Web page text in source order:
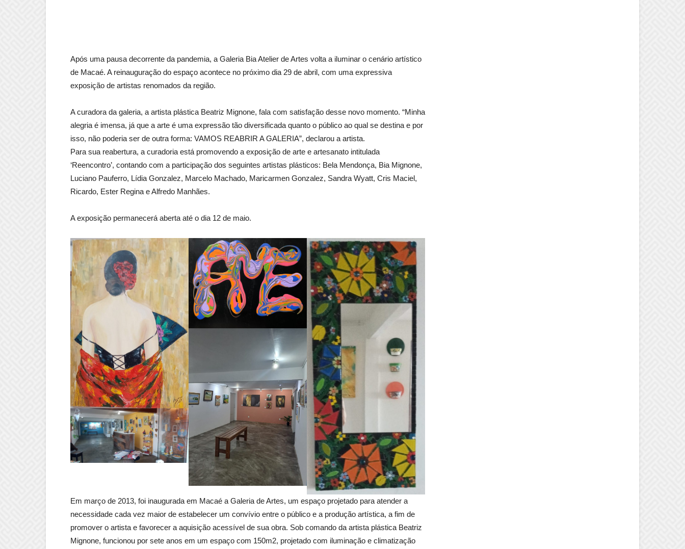
Após uma pausa decorrente da pandemia, a Galeria Bia Atelier de Artes volta a iluminar o cenário artístico
de Macaé. A reinauguração do espaço acontece no próximo dia 29 de abril, com uma expressiva
exposição de artistas renomados da região.
A curadora da galeria, a artista plástica Beatriz Mignone, fala com satisfação desse novo momento. “Minha
alegria é imensa, já que a arte é uma expressão tão diversificada quanto o público ao qual se destina e por
isso, não poderia ser de outra forma: VAMOS REABRIR A GALERIA”, declarou a artista.
Para sua reabertura, a curadoria está promovendo a exposição de arte e artesanato intitulada
‘Reencontro’, contando com a participação dos seguintes artistas plásticos: Bela Mendonça, Bia Mignone,
Luciano Pauferro, Lídia Gonzalez, Marcelo Machado, Maricarmen Gonzalez, Sandra Wyatt, Cris Maciel,
Ricardo, Ester Regina e Alfredo Manhães.
A exposição permanecerá aberta até o dia 12 de maio.
Em março de 2013, foi inaugurada em Macaé a Galeria de Artes, um espaço projetado para atender a
necessidade cada vez maior de estabelecer um convívio entre o público e a produção artística, a fim de
promover o artista e favorecer a aquisição acessível de sua obra. Sob comando da artista plástica Beatriz
Mignone, funcionou por sete anos em um espaço com 150m2, projetado com iluminação e climatização